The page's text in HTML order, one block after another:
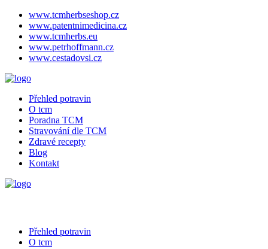
www.tcmherbseshop.cz
www.patentnimedicina.cz
www.tcmherbs.eu
www.petrhoffmann.cz
www.cestadovsi.cz
Přehled potravin
O tcm
Poradna TCM
Stravování dle TCM
Zdravé recepty
Blog
Kontakt
Přehled potravin
O tcm